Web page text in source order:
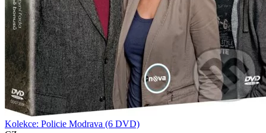
Kolekce: Policie Modrava (6 DVD)